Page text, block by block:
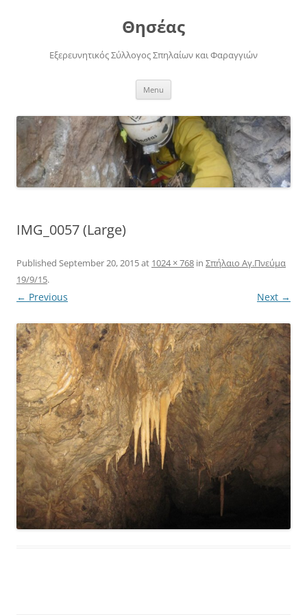
Θησέας
Εξερευνητικός Σύλλογος Σπηλαίων και Φαραγγιών
Menu
IMG_0057 (Large)
Published September 20, 2015at 1024 × 768 in Σπήλαιο Αγ.Πνεύμα
19/9/15.
← Previous Next →